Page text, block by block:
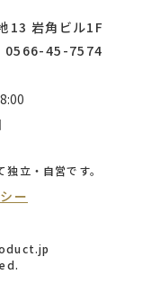
13 岩角ビル1F
0566-45-7574
独立・自営です。
ー